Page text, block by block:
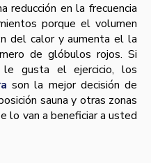
reducción en la frecuencia
porque el volumen
del calor y aumenta el la
de glóbulos rojos. Si
gusta el ejercicio, los
son la mejor decisión de
sauna y otras zonas
lo van a beneficiar a usted